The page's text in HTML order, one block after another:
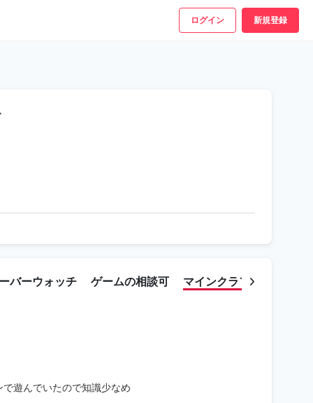
ログイン 新規登録
バーウォッチ ゲームの相談可 マインクラフト
遊んでいたので知識少なめ